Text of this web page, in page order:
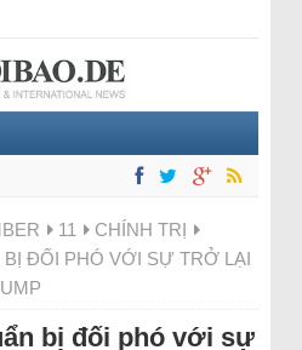
11
CHÍNH TRỊ
ĐỐI PHÓ VỚI SỰ TRỞ LẠI
bị đối phó với sự